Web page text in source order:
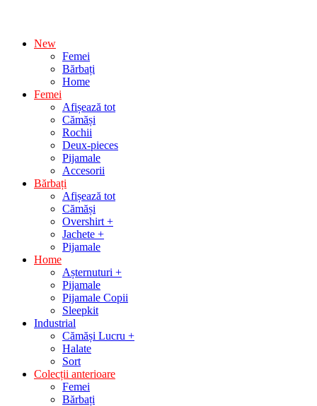
New
Femei
Bărbați
Home
Femei
Afișează tot
Cămăși
Rochii
Deux-pieces
Pijamale
Accesorii
Bărbați
Afișează tot
Cămăși
Overshirt +
Jachete +
Pijamale
Home
Așternuturi +
Pijamale
Pijamale Copii
Sleepkit
Industrial
Cămăși Lucru +
Halate
Sort
Colecții anterioare
Femei
Bărbați